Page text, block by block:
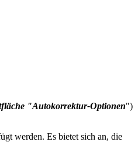
"Autokorrektur-Optionen")
werden. Es bietet sich an, die